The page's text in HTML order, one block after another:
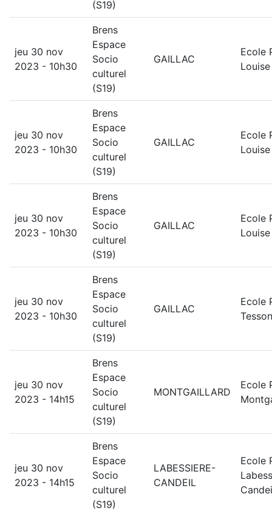
(S19)
jeu 30 nov
2023 - 10h30
Brens
Espace
Socio
culturel
(S19)
GAILLAC
Ecole
jeu 30 nov
2023 - 10h30
Brens
Espace
Socio
culturel
(S19)
GAILLAC
Ecole
jeu 30 nov
2023 - 10h30
Brens
Espace
Socio
culturel
(S19)
GAILLAC
Ecole
jeu 30 nov
2023 - 10h30
Brens
Espace
Socio
culturel
(S19)
GAILLAC
Ecole
jeu 30 nov
2023 - 14h15
Brens
Espace
Socio
culturel
(S19)
MONTGAILLARD
Ecole
jeu 30 nov
2023 - 14h15
Brens
Espace
Socio
culturel
(S19)
LABESSIERE-
CANDEIL
Ecole